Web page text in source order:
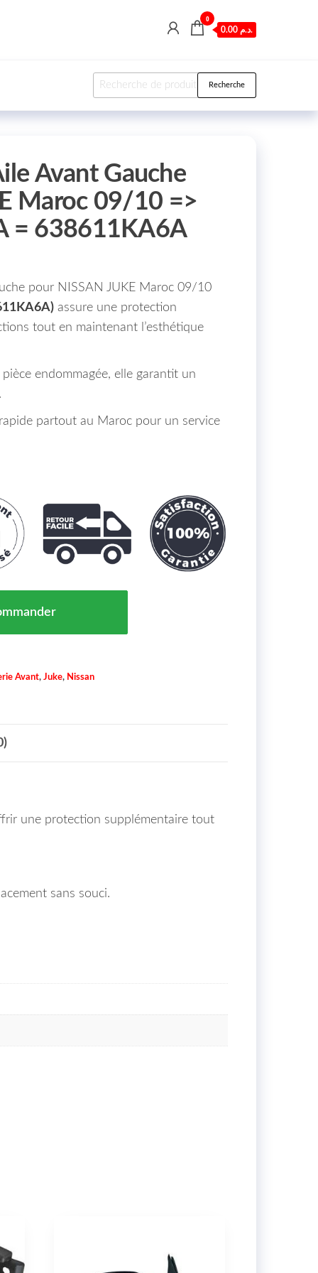
0
0.00 د.م.
Recherche pour : Recherche
Avant Gauche
Maroc 09/10 =>
= 638611KA6A
pour NISSAN JUKE Maroc 09/10
assure une protection
tout en maintenant l’esthétique
endommagée, elle garantit un
partout au Maroc pour un service
Avant, Juke, Nissan
une protection supplémentaire tout
sans souci.